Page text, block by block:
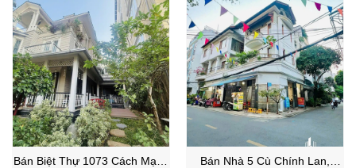
Bán Biệt Thự 1073 Cách Mạng
Bán Nhà 5 Cù Chính Lan,